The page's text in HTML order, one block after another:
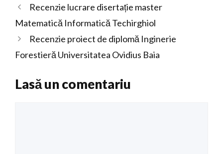
Recenzie lucrare disertație master
Matematică Informatică Techirghiol
Recenzie proiect de diplomă Inginerie
Forestieră Universitatea Ovidius Baia
Lasă un comentariu